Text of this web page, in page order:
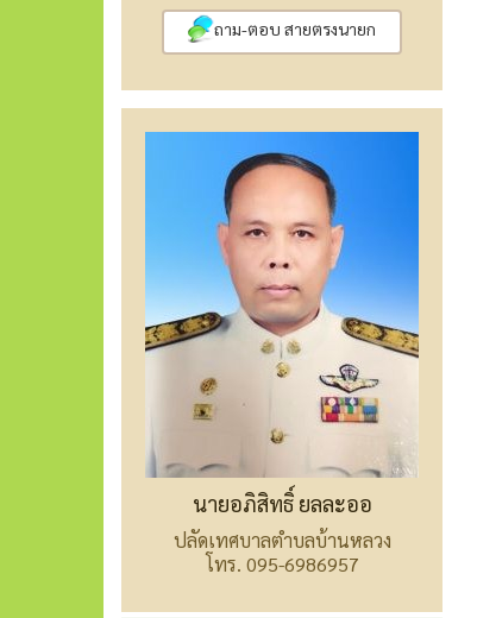
ถาม-ตอบ สายตรงนายก
นายอภิสิทธิ์ ยลละออ
ปลัดเทศบาลตำบลบ้านหลวง
โทร. 095-6986957